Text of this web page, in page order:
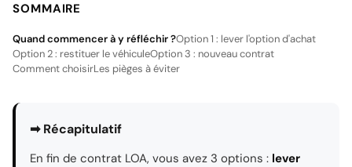
SOMMAIRE
Quand commencer à y réfléchir ?Option 1 : lever l'option d'achat
Option 2 : restituer le véhiculeOption 3 : nouveau contrat
Comment choisirLes pièges à éviter
➡ Récapitulatif
En fin de contrat LOA, vous avez 3 options : lever